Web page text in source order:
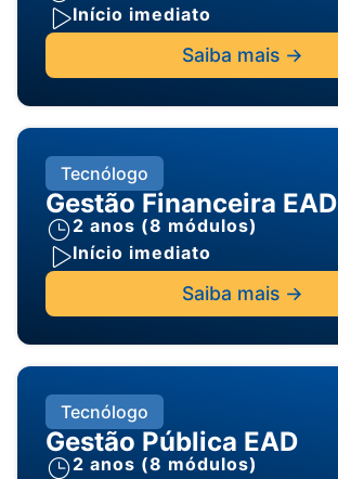
Início imediato
Saiba mais ->
Tecnólogo
Gestão Financeira EAD
2 anos (8 módulos)
Início imediato
Saiba mais ->
Tecnólogo
Gestão Pública EAD
2 anos (8 módulos)